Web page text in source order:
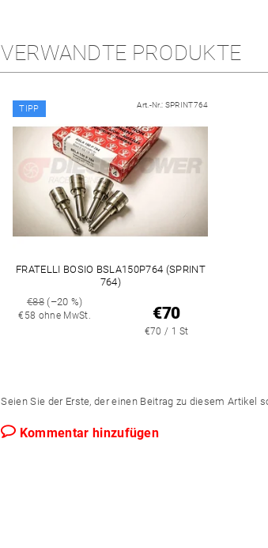
VERWANDTE PRODUKTE
TIPP Art.-Nr.: SPRINT764
FRATELLI BOSIO BSLA150P764 (SPRINT
764)
€88(–20 %)
€58 ohne MwSt. €70
€70 / 1 St
Seien Sie der Erste, der einen Beitrag zu diesem Artikel
Kommentar hinzufügen